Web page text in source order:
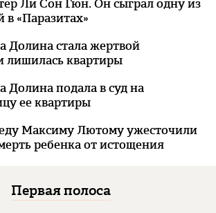
Ли Сон Гюн. Он сыграл одну из
в «Паразитах»
Долина стала жертвой
лишилась квартиры
Долина подала в суд на
ее квартиры
Максиму Лютому ужесточили
ребенка от истощения
Первая полоса